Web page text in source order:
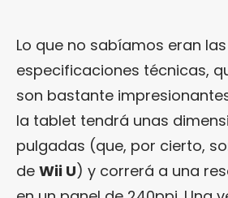
Lo que no sabíamos eran las
especificaciones técnicas,
son bastante
la tablet tendrá unas
pulgadas (que, por cierto,
de Wii U) y correrá a una